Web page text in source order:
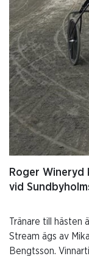
Roger
vid
Tränare till hästen
Stream ägs av
Bengtsson.